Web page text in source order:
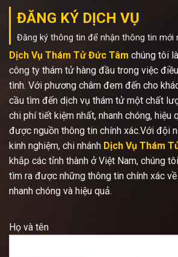
ĐĂNG KÝ DỊCH VỤ
Đăng ký thông tin để nhận thông tin mới
Dịch Vụ Thám Tử Đức Tâm chúng tôi
công ty thám tử hàng đầu trong việc
tình. Với phương châm đem đến cho
cầu tìm đến dịch vụ thám tử một chất
chi phí tiết kiệm nhất, nhanh chóng, hiệu
được nguồn thông tin chính xác.Với đội
kinh nghiệm, chi nhánh Dịch Vụ Thám
khắp các tỉnh thành ở Việt Nam, chúng
tìm ra được những thông tin chính xác
nhanh chóng và hiệu quả.
Họ và tên